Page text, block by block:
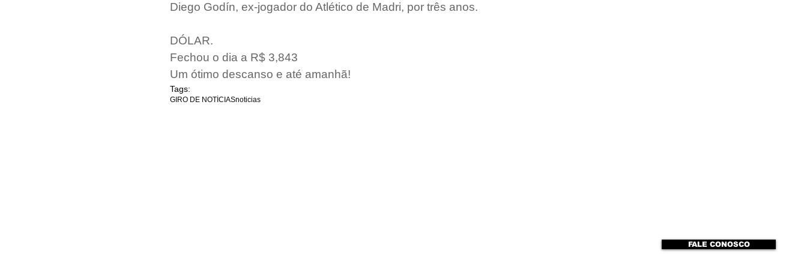
Diego Godín, ex-jogador do Atlético de Madri, por três anos.
DÓLAR.
Fechou o dia a R$ 3,843
Um ótimo descanso e até amanhã!
Tags:
GIRO DE NOTÍCIASnoticias
FALE CONOSCO